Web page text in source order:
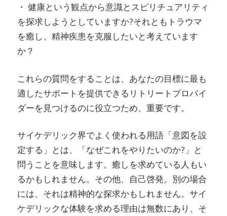
・ 健康という観点から意識とスピリチュアリティ
を探求しようとしていますか?それともトラウマ
を癒し、精神疾患を克服したいと考えています
か？
これらの質問をすることは、あなたの目標に最も
適したサポートを提供できるリトリートプロバイ
ダーを見つけるのに役立つため、重要です。
サイケデリック界でよく使われる用語「意図を設
定する」とは、「なぜこれをやりたいのか?」と
問うことを意味します。癒しを求めている人もい
るかもしれません。その他、自己啓発。別の場合
には、それは精神的な探求かもしれません。サイ
ケデリックな体験を求める理由は無数にあり、そ